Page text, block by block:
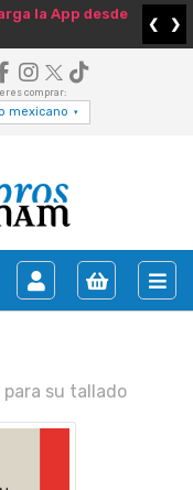
la App desde
❮ ❯
comprar:
mexicano ▾
su tallado